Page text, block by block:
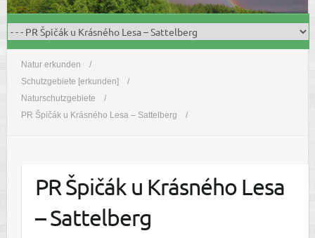
t
Natur erkunden
Schutzgebiete [erkunden]
Naturschutzgebiete
PR Špičák u Krásného Lesa – Sattelberg
PR Špičák u Krásného Lesa
– Sattelberg